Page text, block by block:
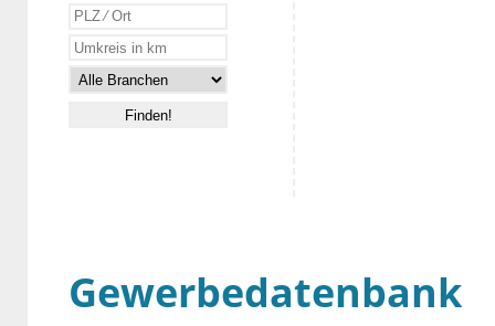
Gewerbedatenbank